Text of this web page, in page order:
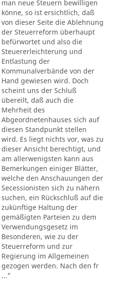
man neue Steuern bewilligen
könne, so ist ersichtlich, daß
von dieser Seite die Ablehnung
der Steuerreform überhaupt
befürwortet und also die
Steuererleichterung und
Entlastung der
Kommunalverbände von der
Hand gewiesen wird. Doch
scheint uns der Schluß
übereilt, daß auch die
Mehrheit des
Abgeordnetenhauses sich auf
diesen Standpunkt stellen
wird. Es liegt nichts vor, was zu
dieser Ansicht berechtigt, und
am allerwenigsten kann aus
Bemerkungen einiger Blätter,
welche den Anschauungen der
Secessionisten sich zu nähern
suchen, ein Rückschluß auf die
zukünftige Haltung der
gemäßigten Parteien zu dem
Verwendungsgesetz im
Besonderen, wie zu der
Steuerreform und zur
Regierung im Allgemeinen
gezogen werden. Nach den fr
..."